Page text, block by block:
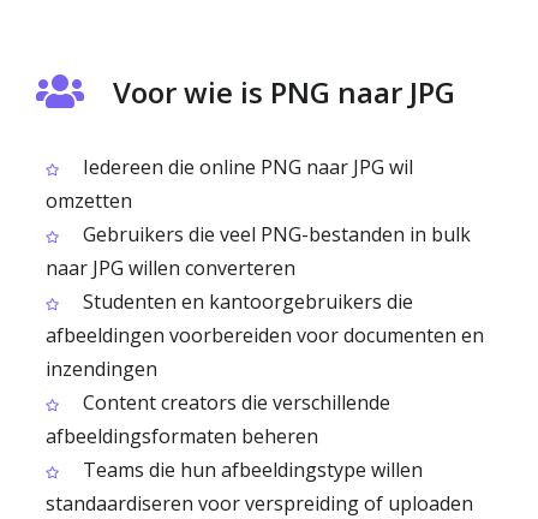
Voor wie is PNG naar JPG
Iedereen die online PNG naar JPG wil
omzetten
Gebruikers die veel PNG-bestanden in bulk
naar JPG willen converteren
Studenten en kantoorgebruikers die
afbeeldingen voorbereiden voor documenten en
inzendingen
Content creators die verschillende
afbeeldingsformaten beheren
Teams die hun afbeeldingstype willen
standaardiseren voor verspreiding of uploaden